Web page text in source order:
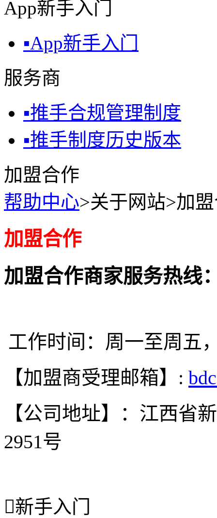
App新手入门
▪App新手入门
服务商
▪推手合规管理制度
▪推手制度历史版本
加盟合作
帮助中心>关于网站>加
加盟合作
加盟合作商家服务热线
工作时间：周一至周五
【加盟商受理邮箱】:
【公司地址】：江西省
2951号
新手入门